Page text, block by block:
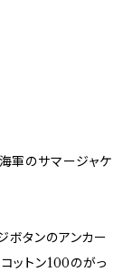
軍のサマージャケ
ボタンのアンカー
ットン100のがっ